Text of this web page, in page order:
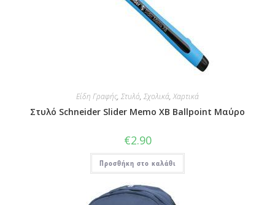
Είδη Γραφής, Στυλό, Σχολικά,Χαρτικά
Στυλό Schneider Slider Memo XB Ballpoint Μαύρο
€2.90
Προσθήκη στο καλάθι